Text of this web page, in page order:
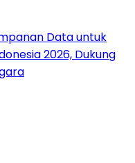
Data untuk
2026, Dukung